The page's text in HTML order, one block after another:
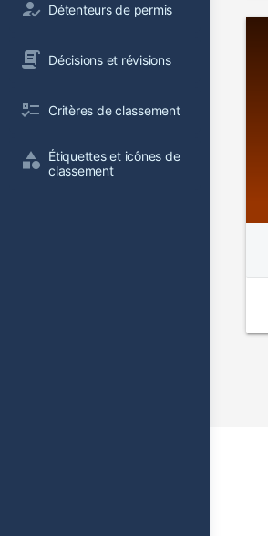
Détenteurs de permis
Décisions et révisions
Critères de classement
Étiquettes et icônes de
classement